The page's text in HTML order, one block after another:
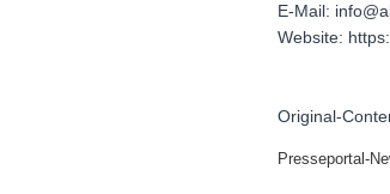
E-Mail:
Website:
Original-
Presseportal-